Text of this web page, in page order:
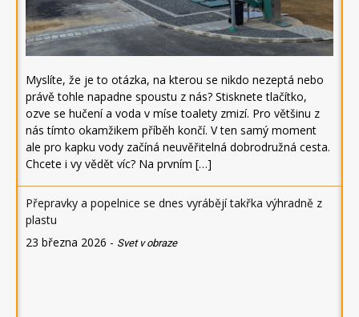
Myslíte, že je to otázka, na kterou se nikdo nezeptá nebo
právě tohle napadne spoustu z nás? Stisknete tlačítko,
ozve se hučení a voda v míse toalety zmizí. Pro většinu z
nás tímto okamžikem příběh končí. V ten samý moment
ale pro kapku vody začíná neuvěřitelná dobrodružná cesta.
Chcete i vy vědět víc? Na prvním […]
Přepravky a popelnice se dnes vyrábějí takřka výhradně z
plastu
23 března 2026 - Svet v obraze